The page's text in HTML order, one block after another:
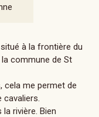
à la frontière du
commune de St
cela me permet de
cavaliers.
rivière. Bien